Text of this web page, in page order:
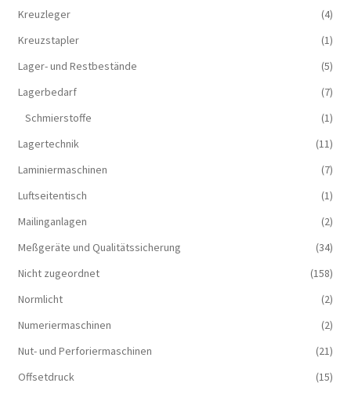
Kreuzleger
(4)
Kreuzstapler
(1)
Lager- und Restbestände
(5)
Lagerbedarf
(7)
Schmierstoffe
(1)
Lagertechnik
(11)
Laminiermaschinen
(7)
Luftseitentisch
(1)
Mailinganlagen
(2)
Meßgeräte und Qualitätssicherung
(34)
Nicht zugeordnet
(158)
Normlicht
(2)
Numeriermaschinen
(2)
Nut- und Perforiermaschinen
(21)
Offsetdruck
(15)